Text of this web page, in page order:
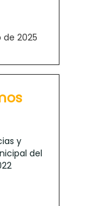
2025
y
del